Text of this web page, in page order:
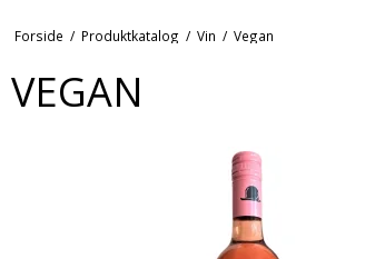
Forside / Produktkatalog / Vin / Vegan
VEGAN